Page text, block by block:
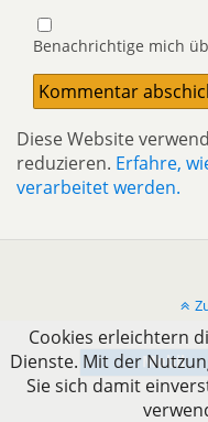
Benachrichtige mich
Diese Website
reduzieren. Erfahre,
verarbeitet werden.
Mobil
Cookies erleichtern
Dienste. Mit der
Sie sich damit